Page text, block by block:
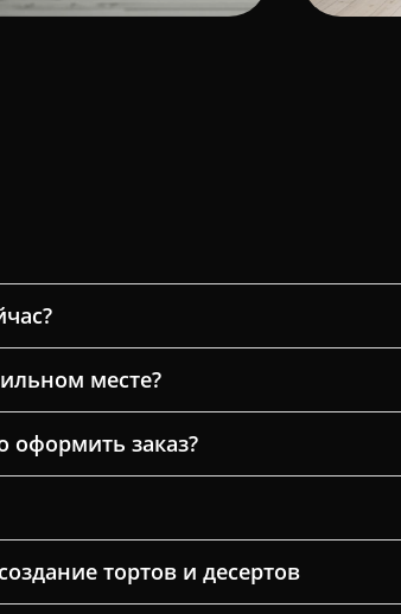
месте?
оформить заказ?
тортов и десертов